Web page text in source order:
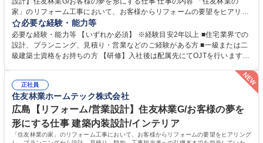
家」のリフォーム工事において、お客様からリフォームの要望をヒアリン
グし、プランニングから設計、見積り、契約、工事担当者への引継ぎまで
を担当していただきます。 【具体的には】「住友林業の家」のオーナー
様：社内の顧客データやメンテナンス担当部門からの情報を元に水回り設
備の交換や内装、外装などの工事を提案。すでに住友林業として取引があ
計まで担当出来る事が大きなポイントです。一貫して手掛けることで、お
客様の思いを汲み取り、その解決策をプランに反映させられるため、お客
様の満足に繋がります。 募集職種 神戸/岡本【リフォーム/営業設計】住友
林業G/お客様の夢を形にする仕事
必要な経験・能力等
必要な経験・能力等 【いずれか必須】 ※経験目安2年以上 ■住宅業界での
設計、プランニング、見積り・営業などのご経験がある方 ■一級または二
級建築士資格をお持ちの方 【研修】入社後は配属先にてOJTを行います。
足頂くサービスを御提供するために、人材教育にも力を入れています。
【キャリアパス】研修制度が整っている為、営業未経験で入社した社員
も、今では当社のコアメンバーとして成長しています。実績を積み重ねれ
ば、主任→係長から、ゆくゆくは管理職へとステップアップも可能です。
学歴・資格 学歴：大学院 大学 高専 短大 専修学校 高校 語学力： 資格：
正社員
住友林業ホームテック株式会社
広島【リフォーム/営業設計】住友林業G/お客様の夢を
形にする仕事 建築内装設計/インテリア
「住友林業の家」のリフォーム工事において、お客様からリフォームの要望をヒアリング